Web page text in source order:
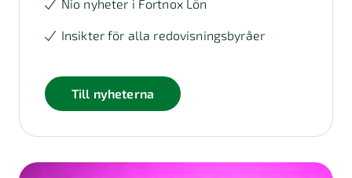
Nio nyheter i Fortnox Lön
Insikter för alla redovisningsbyråer
Till nyheterna